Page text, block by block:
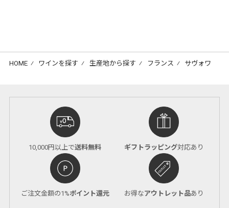
HOME ⁄ ワインを探す ⁄ 生産地から探す ⁄ フランス ⁄ サヴォワ
10,000円以上で送料無料 ギフトラッピング対応あり
ご注文金額の1%ポイント還元 お得なアウトレット品あり